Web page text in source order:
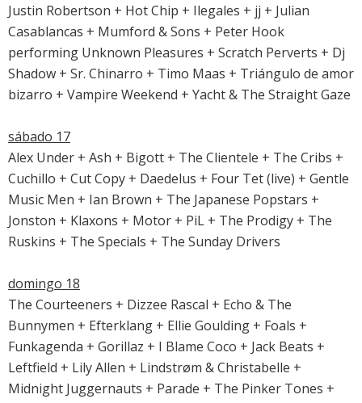
Justin Robertson + Hot Chip + Ilegales + jj + Julian
Casablancas + Mumford & Sons + Peter Hook
performing Unknown Pleasures + Scratch Perverts + Dj
Shadow + Sr. Chinarro + Timo Maas + Triángulo de amor
bizarro + Vampire Weekend + Yacht & The Straight Gaze
sábado 17
Alex Under + Ash + Bigott + The Clientele + The Cribs +
Cuchillo + Cut Copy + Daedelus + Four Tet (live) + Gentle
Music Men + Ian Brown + The Japanese Popstars +
Jonston + Klaxons + Motor + PiL + The Prodigy + The
Ruskins + The Specials + The Sunday Drivers
domingo 18
The Courteeners + Dizzee Rascal + Echo & The
Bunnymen + Efterklang + Ellie Goulding + Foals +
Funkagenda + Gorillaz + I Blame Coco + Jack Beats +
Leftfield + Lily Allen + Lindstrøm & Christabelle +
Midnight Juggernauts + Parade + The Pinker Tones +